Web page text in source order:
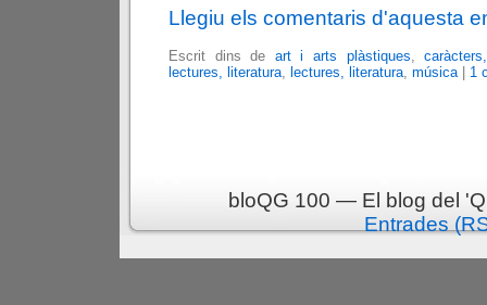
Llegiu els comentaris d'aquesta
Escrit dins de art i arts plàstiques ,
lectures, literatura lectures, literatura música | 1
bloQG 100 — El blog del
Entrades